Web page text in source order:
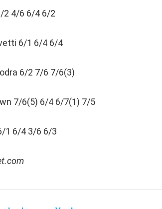
2 4/6 6/4 6/2
6/1 6/4 6/4
6/2 7/6 7/6(3)
7/6(5) 6/4 6/7(1) 7/5
1 6/4 3/6 6/3